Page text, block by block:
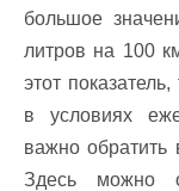
большое
литров на 100
этот
в условиях
важно обратить
Здесь можно